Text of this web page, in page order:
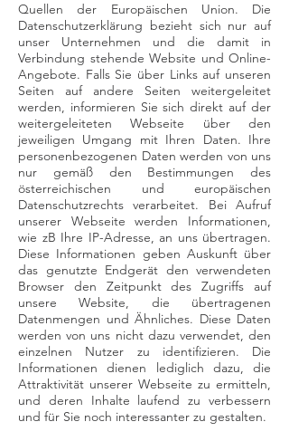
Quellen der Europäischen Union. Die
Datenschutzerklärung bezieht sich nur auf
unser Unternehmen und die damit in
Verbindung stehende Website und Online-
Angebote. Falls Sie über Links auf unseren
Seiten auf andere Seiten weitergeleitet
werden, informieren Sie sich direkt auf der
weitergeleiteten Webseite über den
jeweiligen Umgang mit Ihren Daten. Ihre
personenbezogenen Daten werden von uns
nur gemäß den Bestimmungen des
österreichischen und europäischen
Datenschutzrechts verarbeitet. Bei Aufruf
unserer Webseite werden Informationen,
wie zB Ihre IP-Adresse, an uns übertragen.
Diese Informationen geben Auskunft über
das genutzte Endgerät den verwendeten
Browser den Zeitpunkt des Zugriffs auf
unsere Website, die übertragenen
Datenmengen und Ähnliches. Diese Daten
werden von uns nicht dazu verwendet, den
einzelnen Nutzer zu identifizieren. Die
Informationen dienen lediglich dazu, die
Attraktivität unserer Webseite zu ermitteln,
und deren Inhalte laufend zu verbessern
und für Sie noch interessanter zu gestalten.